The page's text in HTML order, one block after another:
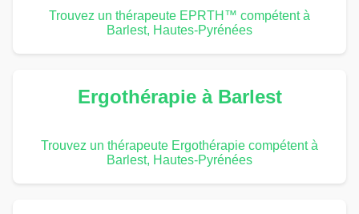
Trouvez un thérapeute EPRTH™ compétent à
Barlest, Hautes-Pyrénées
Ergothérapie à Barlest
Trouvez un thérapeute Ergothérapie compétent à
Barlest, Hautes-Pyrénées